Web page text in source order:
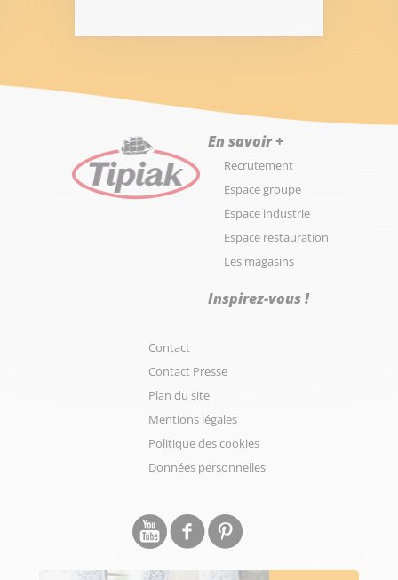
En savoir +
Recrutement
Espace groupe
Espace industrie
Espace restauration
Les magasins
Inspirez-vous !
Contact
Contact Presse
Plan du site
Mentions légales
Politique des cookies
Données personnelles